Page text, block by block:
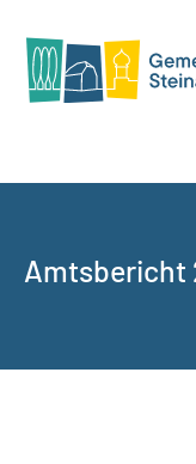
Amtsbericht